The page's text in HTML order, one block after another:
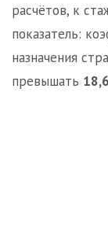
расчётов, к
показатель:
назначения
превышать